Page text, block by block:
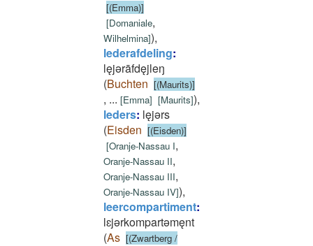
[(Emma)]
[Domaniale,
Wilhelmina]),
lederafdeling:
lęjǝrāfdęjleŋ
(Buchten [(Maurits)]
, ... [Emma] [Maurits]),
leders: lęjǝrs
(Eisden [(Eisden)]
[Oranje-Nassau I,
Oranje-Nassau II,
Oranje-Nassau III,
Oranje-Nassau IV]),
leercompartiment:
lɛjǝrkompartǝmęnt
(As [(Zwartberg /